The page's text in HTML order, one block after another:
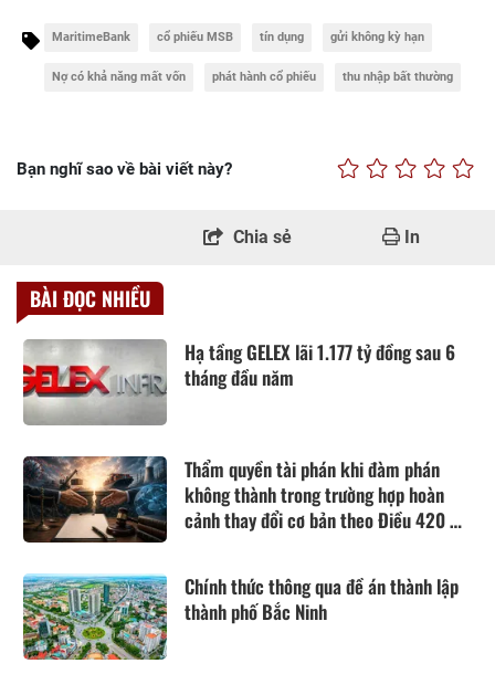
MaritimeBank cổ phiếu MSB tín dụng gửi không kỳ hạn
Nợ có khả năng mất vốn phát hành cổ phiếu thu nhập bất thường
Bạn nghĩ sao về bài viết này?
Chia sẻ In
BÀI ĐỌC NHIỀU
Hạ tầng GELEX lãi 1.177 tỷ đồng sau 6
tháng đầu năm
Thẩm quyền tài phán khi đàm phán
không thành trong trường hợp hoàn
cảnh thay đổi cơ bản theo Điều 420 Bộ
Chính thức thông qua đề án thành lập
thành phố Bắc Ninh